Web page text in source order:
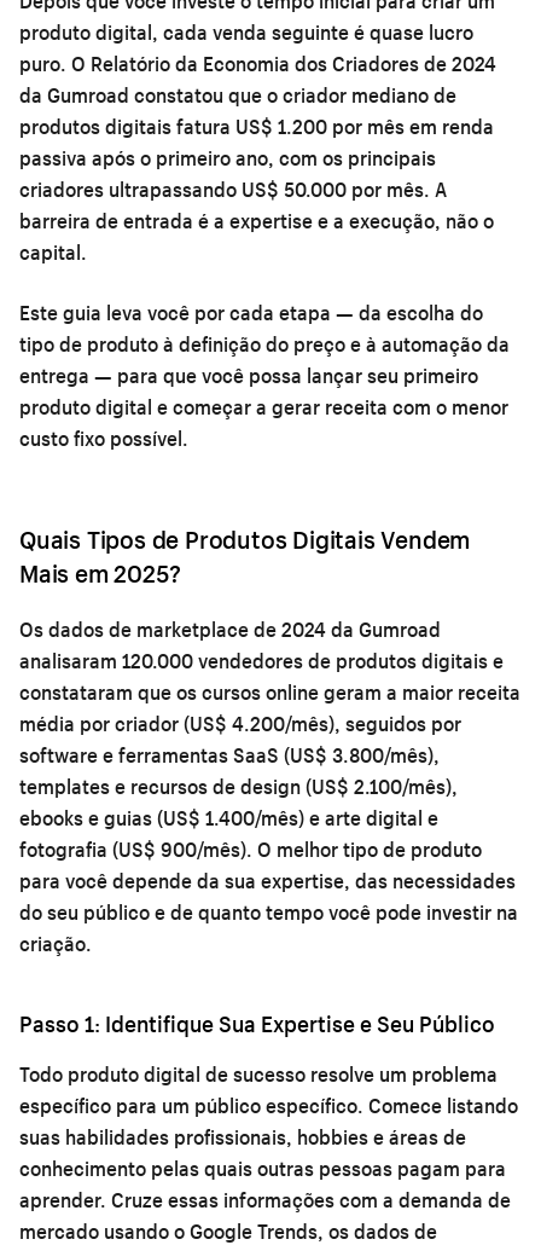
produto digital, cada venda seguinte é quase lucro
puro. O Relatório da Economia dos Criadores de 2024
da Gumroad constatou que o criador mediano de
produtos digitais fatura US$ 1.200 por mês em renda
passiva após o primeiro ano, com os principais
criadores ultrapassando US$ 50.000 por mês. A
barreira de entrada é a expertise e a execução, não o
capital.
Este guia leva você por cada etapa — da escolha do
tipo de produto à definição do preço e à automação da
entrega — para que você possa lançar seu primeiro
produto digital e começar a gerar receita com o menor
custo fixo possível.
Quais Tipos de Produtos Digitais Vendem
Mais em 2025?
Os dados de marketplace de 2024 da Gumroad
analisaram 120.000 vendedores de produtos digitais e
constataram que os cursos online geram a maior receita
média por criador (US$ 4.200/mês), seguidos por
software e ferramentas SaaS (US$ 3.800/mês),
templates e recursos de design (US$ 2.100/mês),
ebooks e guias (US$ 1.400/mês) e arte digital e
fotografia (US$ 900/mês). O melhor tipo de produto
para você depende da sua expertise, das necessidades
do seu público e de quanto tempo você pode investir na
criação.
Passo 1: Identifique Sua Expertise e Seu Público
Todo produto digital de sucesso resolve um problema
específico para um público específico. Comece listando
suas habilidades profissionais, hobbies e áreas de
conhecimento pelas quais outras pessoas pagam para
aprender. Cruze essas informações com a demanda de
mercado usando o Google Trends, os dados de